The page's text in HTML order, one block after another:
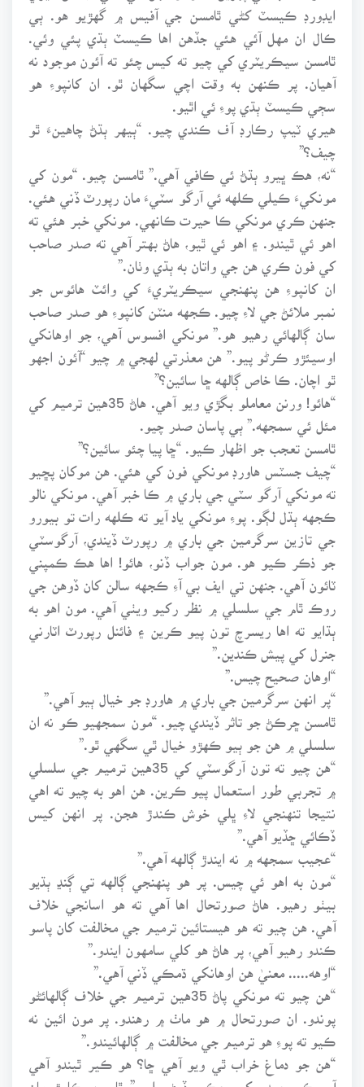
ايڊورڊ ڪيسٽ کڻي ٿامسن جي آفيس ۾ گهڙيو هو. ٻي
ڪال ان مهل آئي هئي جڏهن اها ڪيسٽ ٻڌي پئي وئي.
ٿامسن سيڪريٽري کي چيو ته کيس چئو ته آئون موجود نه
آهيان. پر ڪنهن به وقت اچي سگهان ٿو. ان کانپوءِ هو
سڄي ڪيسٽ ٻڌي پوءِ ئي اٿيو.
هيري ٽيپ رڪارڊ آف ڪندي چيو. “ٻيهر ٻڌڻ چاهينءَ ٿو
چيف؟”
“نه، هڪ ڀيرو ٻڌڻ ئي ڪافي آهي.” ٿامسن چيو. “مون کي
مونکيءَ ڪيلي ڪلهه ئي آرگو سٽيءَ مان رپورٽ ڏني هئي.
جنهن ڪري مونکي ڪا حيرت ڪانهي. مونکي خبر هئي ته
اهو ئي ٿيندو. ۽ اهو ئي ٿيو، هاڻ بهتر آهي ته صدر صاحب
کي فون ڪري هن جي واتان به ٻڌي وٺان.”
ان کانپوءِ هن پنهنجي سيڪريٽريءَ کي وائٽ هائوس جو
نمبر ملائڻ جي لاءِ چيو. ڪجهه منٽن کانپوءِ هو صدر صاحب
سان ڳالهائي رهيو هو.” مونکي افسوس آهي، جو اوهانکي
اوسيئڙو ڪرڻو پيو.” هن معذرتي لهجي ۾ چيو “آئون اجهو
ٿو اچان. ڪا خاص ڳالهه ڇا سائين؟”
“هائو! ورنن معاملو بگڙي ويو آهي. هاڻ 35هين ترميم کي
مئل ئي سمجهه.” ٻي پاسان صدر چيو.
ٿامسن تعجب جو اظهار ڪيو. “ڇا پيا چئو سائين؟”
“چيف جسٽس هاورڊ مونکي فون کي هئي. هن موکان پڇيو
ته مونکي آرگو سٽي جي باري ۾ ڪا خبر آهي. مونکي نالو
ڪجهه ٻڌل لڳو. پوءِ مونکي ياد آيو ته ڪلهه رات تو بيورو
جي تازين سرگرمين جي باري ۾ رپورٽ ڏيندي، آرگوسٽي
جو ذڪر ڪيو هو. مون جواب ڏنو، هائو! اها هڪ ڪمپني
ٽائون آهي. جنهن تي ايف بي آءِ ڪجهه سالن کان ڏوهن جي
روڪ ٿام جي سلسلي ۾ نظر رکيو ويٺي آهي. مون اهو به
ٻڌايو ته اها ريسرچ تون پيو ڪرين ۽ فائنل رپورٽ اٽارني
جنرل کي پيش ڪندين.”
“اوهان صحيح چيس.”
“پر انهن سرگرمين جي باري ۾ هاورڊ جو خيال ٻيو آهي.”
ٿامسن ڇرڪڻ جو تاثر ڏيندي چيو. “مون سمجهيو ڪو نه ان
سلسلي ۾ هن جو ٻيو ڪهڙو خيال ٿي سگهي ٿو.”
“هن چيو ته تون آرگوسٽي کي 35هين ترميم جي سلسلي
۾ تجربي طور استعمال پيو ڪرين. هن اهو به چيو ته اهي
نتيجا تنهنجي لاءِ ڀلي خوش ڪندڙ هجن. پر انهن کيس
ڏڪائي ڇڏيو آهي.”
“عجيب سمجهه ۾ نه ايندڙ ڳالهه آهي.”
“مون به اهو ئي چيس. پر هو پنهنجي ڳالهه تي ڳنڍ ٻڌيو
بيٺو رهيو. هاڻ صورتحال اها آهي ته هو اسانجي خلاف
آهي. هن چيو ته هو هيستائين ترميم جي مخالفت کان پاسو
ڪندو رهيو آهي، پر هاڻ هو کلي سامهون ايندو.”
“اوهه..... معنيٰ هن اوهانکي ڌمڪي ڏني آهي.”
“هن چيو ته مونکي پاڻ 35هين ترميم جي خلاف ڳالهائڻو
پوندو. ان صورتحال ۾ هو ماٺ ۾ رهندو. پر مون ائين نه
ڪيو ته پوءِ هو ترميم جي مخالفت ۾ ڳالهائيندو.”
“هن جو دماغ خراب ٿي ويو آهي ڇا؟ هو ڪير ٿيندو آهي
آمريڪي صدر کي حڪم ڏيڻ وارو.” ٿامسن ڪاوڙ مان